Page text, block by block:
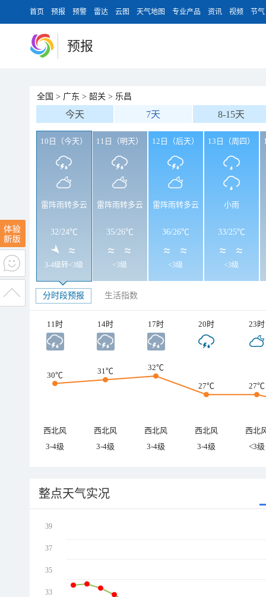
首页 预报 预警 雷达 云图 天气地图 专业产品 资讯 视频 节气
预报
全国 > 广东 > 韶关 > 乐昌
今天 7天 8-15天
10日（今天）
雷阵雨转多云
32/24℃
3-4级转<3级
11日（明天）
雷阵雨转多云
35/26℃
<3级
12日（后天）
雷阵雨转多云
36/26℃
<3级
13日（周四）
小雨
33/25℃
<3级
分时段预报 生活指数
11时 14时 17时 20时 23时
30℃ 31℃ 32℃
27℃ 27℃
西北风 西北风 西北风 西北风
西北
3-4级
3-4级 3-4级 3-4级 <3级
整点天气实况
39
37
35
33